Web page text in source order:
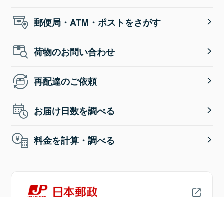
郵便局・ATM・ポストをさがす
荷物のお問い合わせ
再配達のご依頼
お届け日数を調べる
料金を計算・調べる